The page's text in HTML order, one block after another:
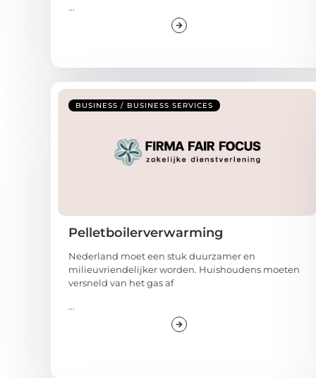
...
BUSINESS / BUSINESS SERVICES
Pelletboilerverwarming
Nederland moet een stuk duurzamer en
milieuvriendelijker worden. Huishoudens moeten
versneld van het gas af
...